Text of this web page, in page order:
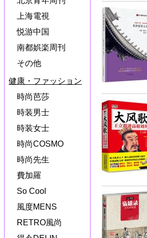
上海電視
悦游中国
南都娯楽周刊
その他
健康・ファッション
時尚芭莎
時装男士
時装女士
時尚COSMO
時尚先生
費加羅
So Cool
風度MENS
RETRO風尚